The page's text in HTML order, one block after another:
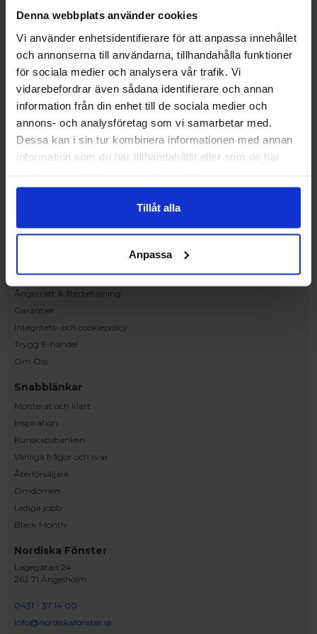
Denna webbplats använder cookies
Vi använder enhetsidentifierare för att anpassa innehållet
och annonserna till användarna, tillhandahålla funktioner
för sociala medier och analysera vår trafik. Vi
vidarebefordrar även sådana identifierare och annan
information från din enhet till de sociala medier och
annons- och analysföretag som vi samarbetar med.
Dessa kan i sin tur kombinera informationen med annan
information som du har tillhandahållit eller som de har
Tillåt alla
Anpassa
hos Victrix inredarna.
Ranhammarsvägen 20E
168 67 Bromma
Kundservice
Kontakta oss
Beställning och offert
Leverans
Reklamation
Monteringsanvisningar
Handla på Nordiska Fönster
Betalnings & leveransvillkor
Ångerrätt & återbetalning
Garantier
Integritets- och cookiepolicy
Trygg E-handel
Om Oss
Snabblänkar
Monterat och klart
Inspiration
Kunskapsbanken
Vanliga frågor och svar
Återförsäljare
Omdömen
Lediga jobb
Black Month
Nordiska Fönster
Lagegatan 24
262 71 Ängelholm
0431 - 37 14 00
info@nordiskafonster.se